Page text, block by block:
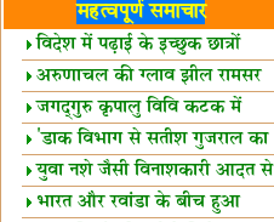
महत्वपूर्ण समाचार
विदेश में पढ़ाई के इच्छुक छात्रों
केलिए खुशखबरी!
अरुणाचल की ग्लाव झील रामसर
स्थल घोषित
जगद्गुरु कृपालु विवि कटक में
शैक्षिक सत्र शुरू
'डाक विभाग से सतीश गुजराल का
रिश्ता गहरा'
युवा नशे जैसी विनाशकारी आदत से
दूर रहें-मोदी
भारत और रवांडा के बीच हुआ